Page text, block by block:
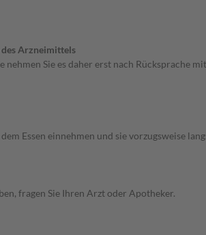
Arzneimittels
Sie es daher erst nach
Essen einnehmen und sie vorzugsweise
fragen Sie Ihren Arzt oder Apotheker.